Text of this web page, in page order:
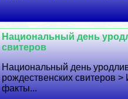
Национальный день
свитеров
Национальный день
рождественских свитеров
факты...